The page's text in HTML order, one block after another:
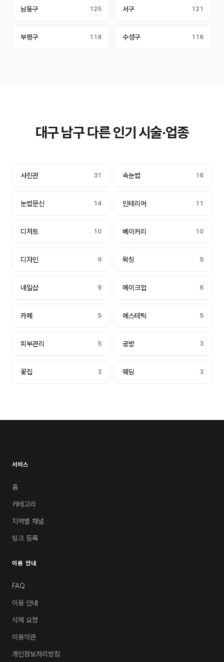
남동구 125 서구 121
부평구 118 수성구 116
대구 남구 다른 인기 시술·업종
사진관 31 속눈썹 16
눈썹문신 14 인테리어 11
디저트 10 베이커리 10
디자인 9 왁싱 9
네일샵 9 메이크업 6
카페 5 에스테틱 5
피부관리 5 공방 3
꽃집 3 웨딩 3
서비스
홈
카테고리
지역별 채널
링크 등록
이용 안내
FAQ
이용 안내
삭제 요청
이용약관
개인정보처리방침